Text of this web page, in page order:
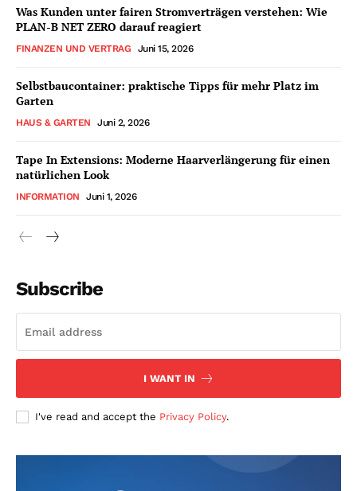
Was Kunden unter fairen Stromverträgen verstehen: Wie
PLAN-B NET ZERO darauf reagiert
FINANZEN UND VERTRAG Juni 15, 2026
Selbstbaucontainer: praktische Tipps für mehr Platz im
Garten
HAUS & GARTEN Juni 2, 2026
Tape In Extensions: Moderne Haarverlängerung für einen
natürlichen Look
INFORMATION Juni 1, 2026
Subscribe
I WANT IN
I've read and accept the Privacy Policy.